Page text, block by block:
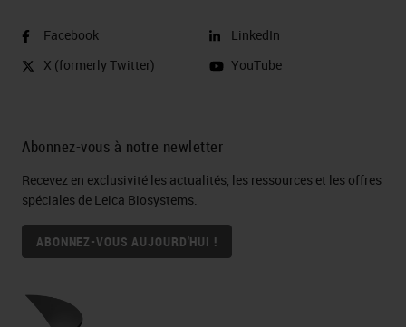
Facebook
X (formerly Twitter)
LinkedIn
YouTube
Abonnez-vous à notre newletter
Recevez en exclusivité les actualités, les ressources et les offres
spéciales de Leica Biosystems.
ABONNEZ-VOUS AUJOURD'HUI !